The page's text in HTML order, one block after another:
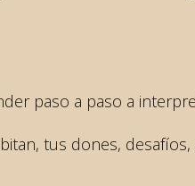
paso a paso a
tus dones,